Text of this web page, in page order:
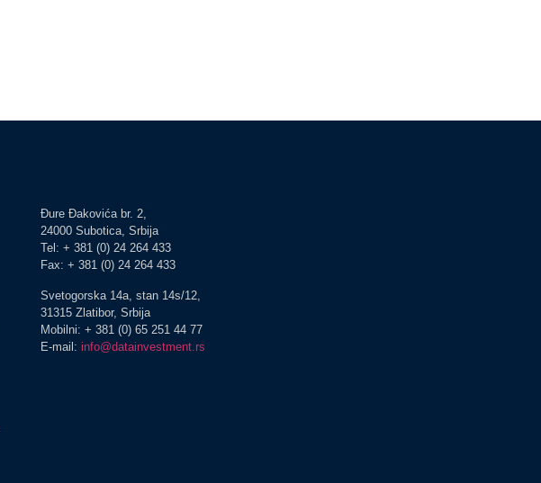
Đure Đakovića br. 2,
24000 Subotica, Srbija
Tel: + 381 (0) 24 264 433
Fax: + 381 (0) 24 264 433
Svetogorska 14a, stan 14s/12,
31315 Zlatibor, Srbija
Mobilni: + 381 (0) 65 251 44 77
E-mail:info@datainvestment.rs